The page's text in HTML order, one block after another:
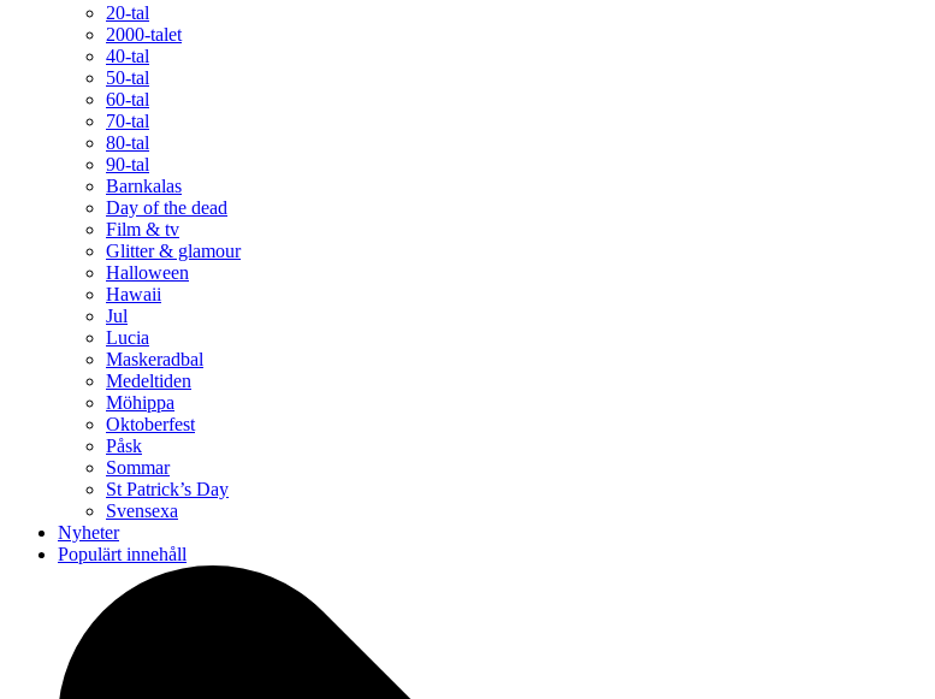
20-tal
2000-talet
40-tal
50-tal
60-tal
70-tal
80-tal
90-tal
Barnkalas
Day of the dead
Film & tv
Glitter & glamour
Halloween
Hawaii
Jul
Lucia
Maskeradbal
Medeltiden
Möhippa
Oktoberfest
Påsk
Sommar
St Patrick’s Day
Svensexa
Nyheter
Populärt innehåll